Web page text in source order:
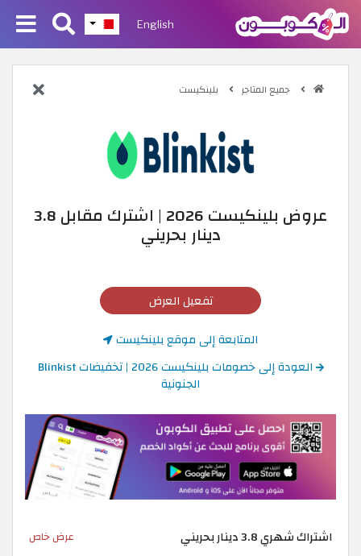
English
جميع المتاجر بلينكيست
عروض بلينكيست 2026 | اشترك مقابل 3.8
دينار بحريني
تفعيل العرض
المتابعة إلى موقع بلينكيست
العودة إلى خصومات بلينكيست 2026 | تخفيضات Blinkist
الجنونية
اشتراك شهري 3.8 دينار بحريني عرض خاص